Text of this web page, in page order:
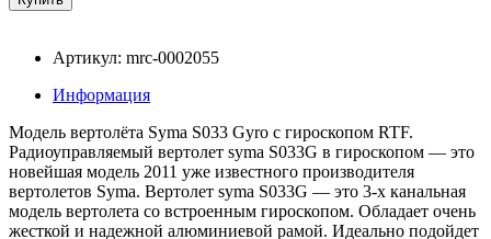
Артикул: mrc-0002055
Информация
Модель вертолёта Syma S033 Gyro с гироскопом RTF.
Радиоуправляемый вертолет syma S033G в гироскопом — это
новейшая модель 2011 уже известного производителя
вертолетов Syma. Вертолет syma S033G — это 3-х канальная
модель вертолета со встроенным гироскопом. Обладает очень
жесткой и надежной алюминиевой рамой. Идеально подойдет